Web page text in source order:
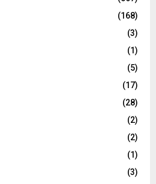
(168)
(3)
(1)
(5)
(17)
(28)
(2)
(2)
(1)
(3)